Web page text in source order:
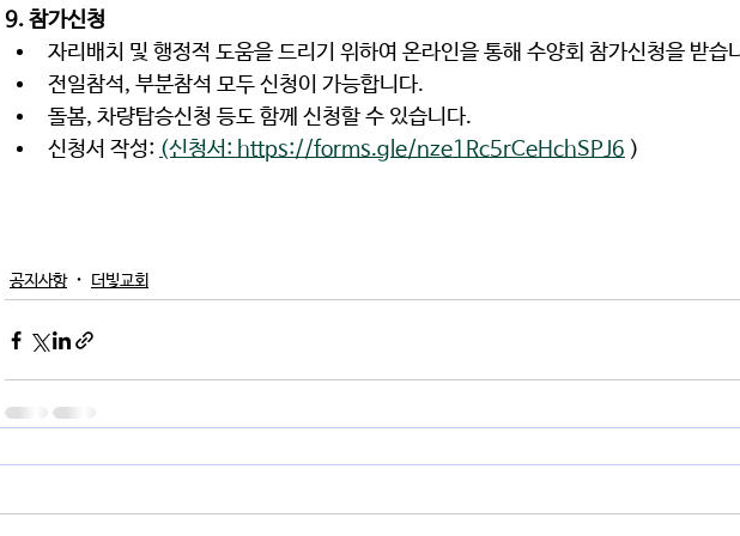
9. 참가신청
자리배치 및 행정적 도움을 드리기 위하여 온라인을 통해 수양회 참가신청을 받습
전일참석, 부분참석 모두 신청이 가능합니다.
돌봄, 차량탑승신청 등도 함께 신청할 수 있습니다.
신청서 작성: (신청서: https://forms.gle/nze1Rc5rCeHchSPJ6 )
공지사항 더빛교회